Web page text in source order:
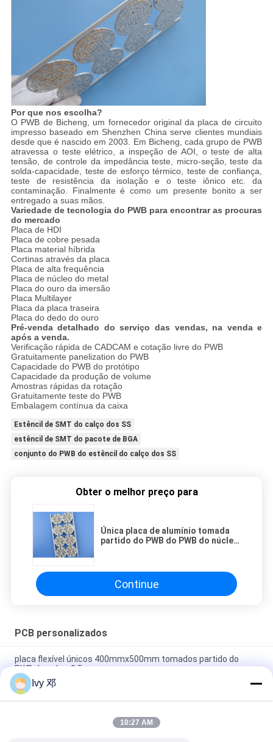
Por que nos escolha?
O PWB de Bicheng, um fornecedor original da placa de circuito
impresso baseado em Shenzhen China serve clientes mundiais
desde que é nascido em 2003. Em Bicheng, cada grupo de PWB
atravessa o teste elétrico, a inspeção de AOI, o teste de alta
tensão, de controle da impedância teste, micro-seção, teste da
solda-capacidade, teste de esforço térmico, teste de confiança,
teste de resistência da isolação e o teste iônico etc. da
contaminação. Finalmente é como um presente bonito a ser
entregado a suas mãos.
Variedade de tecnologia do PWB para encontrar as procuras
do mercado
Placa de HDI
Placa de cobre pesada
Placa material híbrida
Cortinas através da placa
Placa de alta frequência
Placa de núcleo do metal
Placa do ouro da imersão
Placa Multilayer
Placa da placa traseira
Placa do dedo do ouro
Pré-venda detalhado do serviço das vendas, na venda e
após a venda.
Verificação rápida de CADCAM e cotação livre do PWB
Gratuitamente panelization do PWB
Capacidade do PWB do protótipo
Capacidade da produção de volume
Amostras rápidas da rotação
Gratuitamente teste do PWB
Embalagem contínua da caixa
Estêncil de SMT do calço dos SS
estêncil de SMT do pacote de BGA
conjunto do PWB do estêncil do calço dos SS
Obter o melhor preço para
Única placa de alumínio tomada
partido do PWB do PWB do núcleo
Continue
PCB personalizados
placa flexível únicos 400mmx500mm tomados partido do
PWB do cobre 0.5oz
Placa flexível dupla do PWB da camada 0.25mm com
reforçador do Polyimide
Polyimide tomado partido impresso flexível da placa de
Ivy 邓
10:27 AM